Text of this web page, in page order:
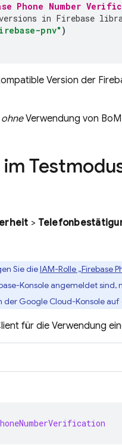
Phone Number
in Firebase
pnv" )
Version der
ohneVerwendung von BoM
>
Sie dieIAM-Rolle „Firebase
-Konsole angemeldet sind,
der Google Cloud-Konsole auf
für die Verwendung